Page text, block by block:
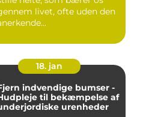
livet, ofte uden den
18. jan
indvendige bumser -
til bekæmpelse af
urenheder